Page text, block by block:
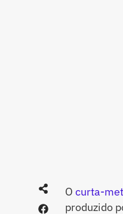
O curta-
produzido